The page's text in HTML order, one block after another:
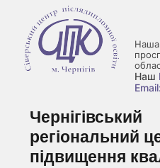
Наша
Наш
Чернігівський
регіональний
підвищення